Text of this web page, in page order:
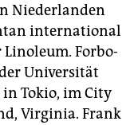
Niederlanden
international
Forbo-
Universität
Tokio, im City
Virginia. Frank